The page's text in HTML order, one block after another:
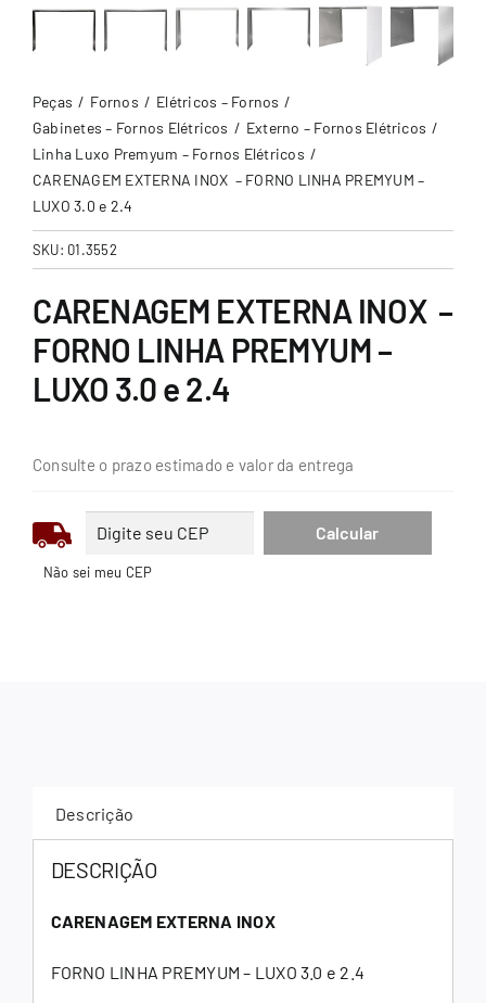
Peças Fornos
Elétricos – Fornos
Gabinetes – Fornos Elétricos
Externo – Fornos Elétricos
Linha Luxo Premyum – Fornos Elétricos
CARENAGEM EXTERNA INOX – FORNO LINHA PREMYUM –
LUXO 3.0 e 2.4
SKU: 01.3552
CARENAGEM EXTERNA INOX –
FORNO LINHA PREMYUM –
LUXO 3.0 e 2.4
Consulte o prazo estimado e valor da entrega
Não sei meu CEP
Descrição
DESCRIÇÃO
CARENAGEM EXTERNA INOX
FORNO LINHA PREMYUM – LUXO 3.0 e 2.4